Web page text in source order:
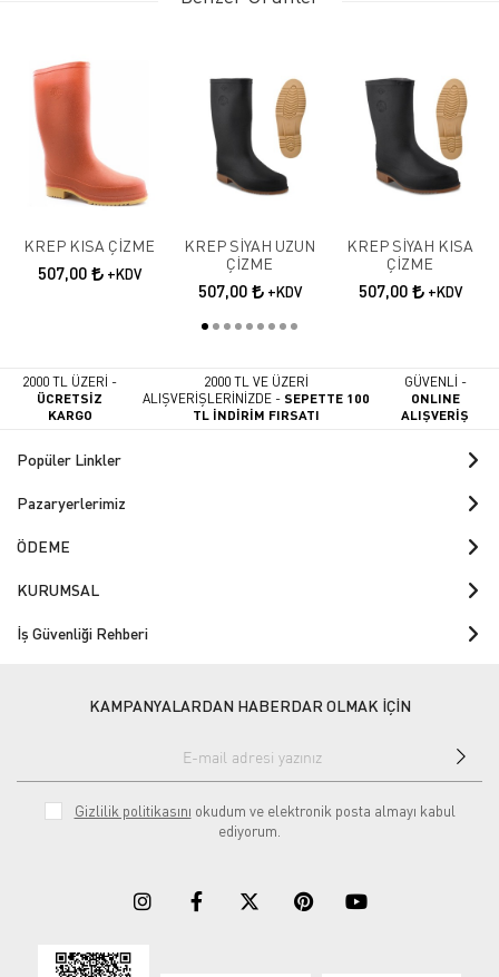
KREP KISA ÇİZME
507,00 +KDV
KREP SİYAH UZUN
ÇİZME
507,00 +KDV
KREP SİYAH KISA
ÇİZME
507,00 +KDV
2000 TL ÜZERİ -
ÜCRETSİZ
KARGO
2000 TL VE ÜZERİ
ALIŞVERİŞLERİNİZDE -SEPETTE 100
TL İNDİRİM FIRSATI
GÜVENLİ -
ONLINE
ALIŞVERİŞ
Popüler Linkler
Pazaryerlerimiz
ÖDEME
KURUMSAL
İş Güvenliği Rehberi
KAMPANYALARDAN HABERDAR OLMAK İÇİN
Gizlilik politikasını okudum ve elektronik posta almayı kabul
ediyorum.